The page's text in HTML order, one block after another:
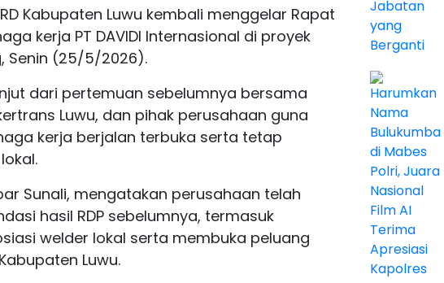
Kabupaten Luwu kembali menggelar Rapat
kerja PT DAVIDI Internasional di proyek
Senin (25/5/2026).
dari pertemuan sebelumnya bersama
Luwu, dan pihak perusahaan guna
kerja berjalan terbuka serta tetap
Sunali, mengatakan perusahaan telah
hasil RDP sebelumnya, termasuk
welder lokal serta membuka peluang
Luwu.